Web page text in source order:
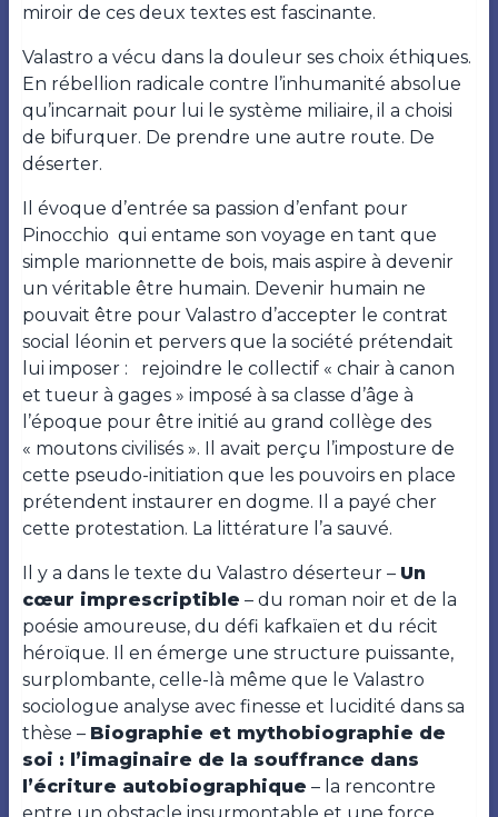
miroir de ces deux textes est fascinante.
Valastro a vécu dans la douleur ses choix éthiques.
En rébellion radicale contre l’inhumanité absolue
qu’incarnait pour lui le système miliaire, il a choisi
de bifurquer. De prendre une autre route. De
déserter.
Il évoque d’entrée sa passion d’enfant pour
Pinocchio qui entame son voyage en tant que
simple marionnette de bois, mais aspire à devenir
un véritable être humain. Devenir humain ne
pouvait être pour Valastro d’accepter le contrat
social léonin et pervers que la société prétendait
lui imposer : rejoindre le collectif « chair à canon
et tueur à gages » imposé à sa classe d’âge à
l’époque pour être initié au grand collège des
« moutons civilisés ». Il avait perçu l’imposture de
cette pseudo-initiation que les pouvoirs en place
prétendent instaurer en dogme. Il a payé cher
cette protestation. La littérature l’a sauvé.
Il y a dans le texte du Valastro déserteur – Un
cœur imprescriptible – du roman noir et de la
poésie amoureuse, du défi kafkaïen et du récit
héroïque. Il en émerge une structure puissante,
surplombante, celle-là même que le Valastro
sociologue analyse avec finesse et lucidité dans sa
thèse – Biographie et mythobiographie de
soi : l’imaginaire de la souffrance dans
l’écriture autobiographique – la rencontre
entre un obstacle insurmontable et une force